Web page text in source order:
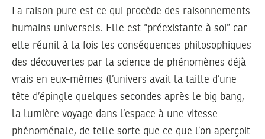
La raison pure est ce qui procède des raisonnements
humains universels. Elle est “préexistante à soi” car
elle réunit à la fois les conséquences philosophiques
des découvertes par la science de phénomènes déjà
vrais en eux-mêmes (l’univers avait la taille d’une
tête d’épingle quelques secondes après le big bang,
la lumière voyage dans l’espace à une vitesse
phénoménale, de telle sorte que ce que l’on aperçoit